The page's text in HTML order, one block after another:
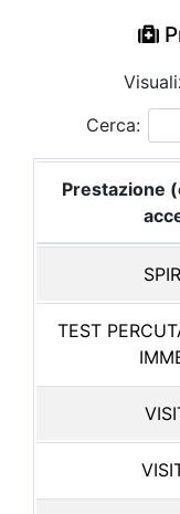
Cerca:
Prestazione
TEST